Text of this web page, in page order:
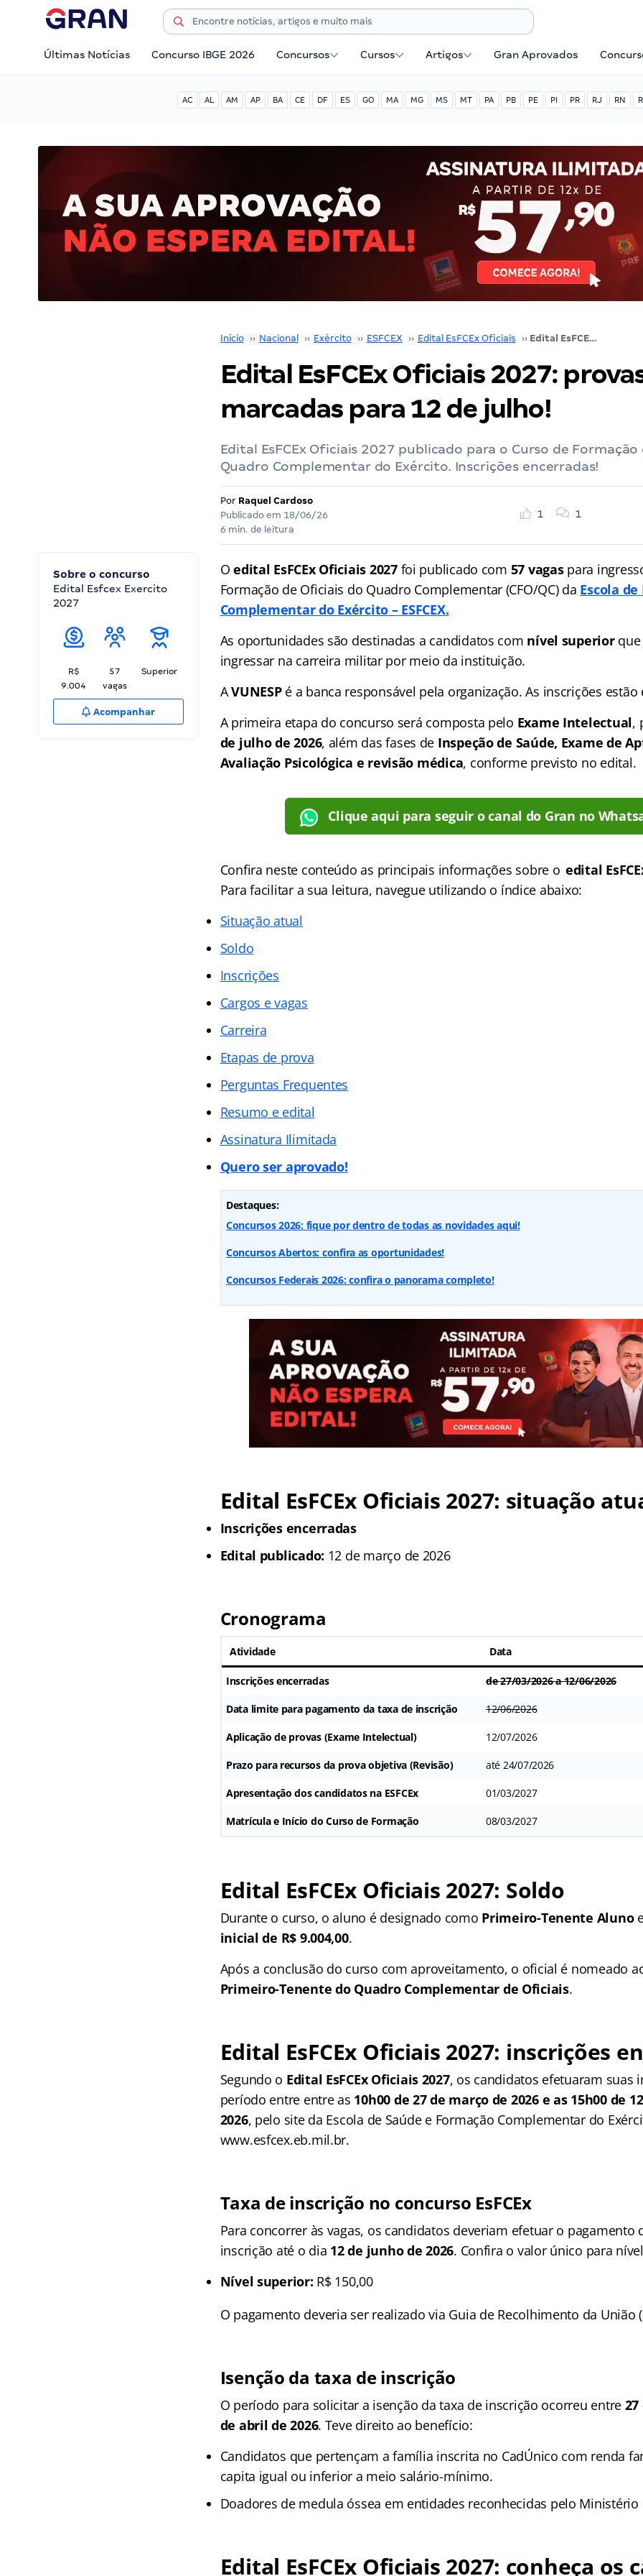
Últimas Notícias Concurso IBGE 2026 Concursos Cursos Artigos Gran Aprovados
AC AL AM AP BA CE DF ES GO MA MG MS MT PA PB PE PI PR RJ RN
Início ›› Nacional ›› Exército ›› ESFCEX ›› Edital EsFCEx Oficiais ›› Edital EsFCEx Oficiais 2027: provas marcadas para 12 de julho!
Edital EsFCEx Oficiais 2027:
marcadas para 12 de julho!
Edital EsFCEx Oficiais 2027 publicado para o Curso de
Quadro Complementar do Exército. Inscrições encerradas!
Por Raquel Cardoso
Publicado em 18/06/26
6 min. de leitura
1 1
Sobre o concurso
Edital Esfcex Exercito
2027
R$
9.004
57
vagas
Superior
Acompanhar
Oedital EsFCEx Oficiais 2027 foi publicado com 57 vagas para
Formação de Oficiais do Quadro Complementar (CFO/QC) da Escola
Complementar do Exército – ESFCEX.
As oportunidades são destinadas a candidatos com nível superiorque
ingressar na carreira militar por meio da instituição.
AVUNESPé a banca responsável pela organização. As inscrições estão
A primeira etapa do concurso será composta pelo Exame Intelectual,
de julho de 2026, além das fases de Inspeção de Saúde, Exame de
Avaliação Psicológica e revisão médica, conforme previsto no edital.
Clique aqui para seguir o canal do Gran no
Confira neste conteúdo as principais informações sobre o edital
Para facilitar a sua leitura, navegue utilizando o índice abaixo:
Situação atual
Soldo
Inscrições
Cargos e vagas
Carreira
Etapas de prova
Perguntas Frequentes
Resumo e edital
Assinatura Ilimitada
Quero ser aprovado!
Destaques:
Concursos 2026: fique por dentro de todas as novidades aqui!
Concursos Abertos: confira as oportunidades!
Concursos Federais 2026: confira o panorama completo!
Edital EsFCEx Oficiais 2027: situação
Inscrições encerradas
Edital publicado: 12 de março de 2026
Cronograma
Atividade Data
Inscrições encerradas de 27/03/2026 a 12/06/2026
Data limite para pagamento da taxa de inscrição 12/06/2026
Aplicação de provas (Exame Intelectual) 12/07/2026
Prazo para recursos da prova objetiva (Revisão) até 24/07/2026
Apresentação dos candidatos na ESFCEx 01/03/2027
Matrícula e Início do Curso de Formação 08/03/2027
Edital EsFCEx Oficiais 2027: Soldo
Durante o curso, o aluno é designado como Primeiro-Tenente Aluno
inicial de R$ 9.004,00.
Após a conclusão do curso com aproveitamento, o oficial é nomeado
Primeiro-Tenente do Quadro Complementar de Oficiais.
Edital EsFCEx Oficiais 2027: inscrições
Segundo o Edital EsFCEx Oficiais 2027, os candidatos efetuaram suas
período entre entre as 10h00 de 27 de março de 2026 e as 15h00 de
2026, pelo site da Escola de Saúde e Formação Complementar do
www.esfcex.eb.mil.br.
Taxa de inscrição no concurso EsFCEx
Para concorrer às vagas, os candidatos deveriam efetuar o pagamento
inscrição até o dia 12 de junho de 2026. Confira o valor único para
Nível superior: R$ 150,00
O pagamento deveria ser realizado via Guia de Recolhimento da União
Isenção da taxa de inscrição
O período para solicitar a isenção da taxa de inscrição ocorreu entre
de abril de 2026. Teve direito ao benefício:
Candidatos que pertençam a família inscrita no CadÚnico com renda
capita igual ou inferior a meio salário-mínimo.
Doadores de medula óssea em entidades reconhecidas pelo Ministério
Edital EsFCEx Oficiais 2027: conheça os